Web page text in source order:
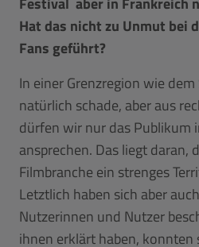
Hat das nicht zu Unmut bei
Fans geführt?
In einer Grenzregion wie
natürlich schade, aber aus
dürfen wir nur das Publikum
ansprechen. Das liegt daran,
Filmbranche ein strenges
Letztlich haben sich aber
Nutzerinnen und Nutzer
ihnen erklärt haben, konnten